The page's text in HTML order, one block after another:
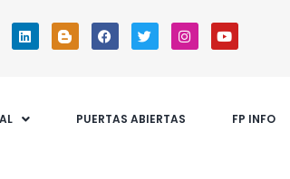
PUERTAS ABIERTAS FP INFO